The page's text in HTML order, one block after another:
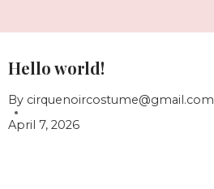
Hello world!
By cirquenoircostume@gmail.com
April 7, 2026